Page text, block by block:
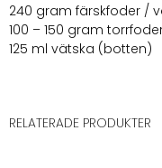
240 gram färskfoder /
100 – 150 gram
125 ml vätska (botten)
RELATERADE PRODUKTER